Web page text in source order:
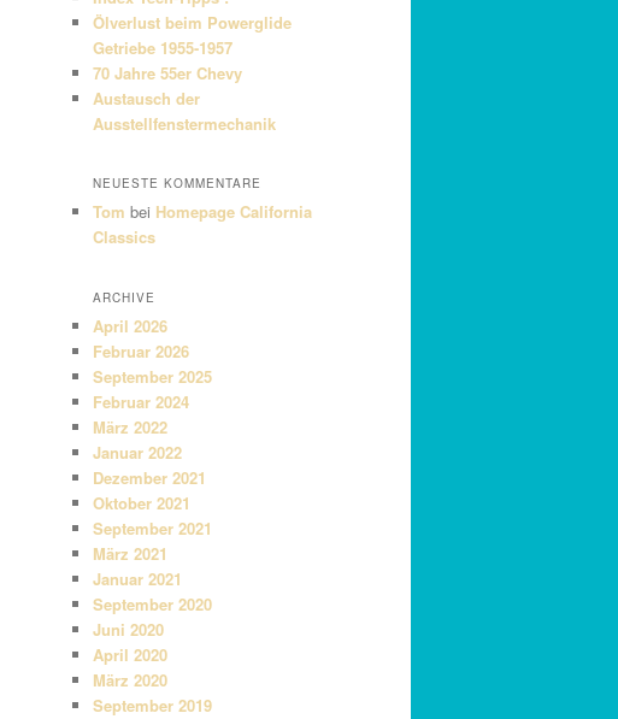
Ölverlust beim Powerglide
Getriebe 1955-1957
70 Jahre 55er Chevy
Austausch der
Ausstellfenstermechanik
NEUESTE KOMMENTARE
Tom bei Homepage California
Classics
ARCHIVE
April 2026
Februar 2026
September 2025
Februar 2024
März 2022
Januar 2022
Dezember 2021
Oktober 2021
September 2021
März 2021
Januar 2021
September 2020
Juni 2020
April 2020
März 2020
September 2019